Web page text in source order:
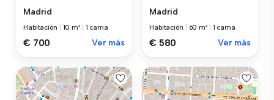
Madrid
Habitación 10 m² 1 cama
€ 700 Ver más
Madrid
Habitación 60 m² 1 cama
€ 580 Ver más